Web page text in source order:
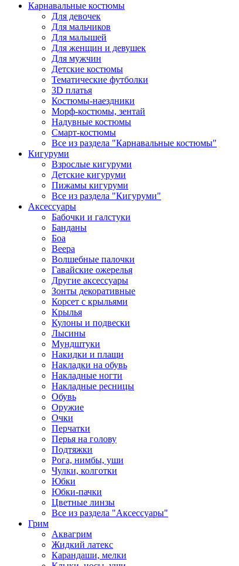
Карнавальные костюмы
Для девочек
Для мальчиков
Для малышей
Для женщин и девушек
Для мужчин
Детские костюмы
Тематические футболки
3D платья
Костюмы-наездники
Морф-костюмы, зентай
Надувные костюмы
Смарт-костюмы
Все из раздела "Карнавальные костюмы"
Кигуруми
Взрослые кигуруми
Детские кигуруми
Пижамы кигуруми
Все из раздела "Кигуруми"
Аксессуары
Бабочки и галстуки
Банданы
Боа
Веера
Волшебные палочки
Гавайские ожерелья
Другие аксессуары
Зонты декоративные
Корсет с крыльями
Крылья
Кулоны и подвески
Лысины
Мундштуки
Накидки и плащи
Накладки на обувь
Накладные ногти
Накладные ресницы
Обувь
Оружие
Очки
Перчатки
Перья на голову
Подтяжки
Рога, нимбы, уши
Чулки, колготки
Юбки
Юбки-пачки
Цветные линзы
Все из раздела "Аксессуары"
Грим
Аквагрим
Жидкий латекс
Карандаши, мелки